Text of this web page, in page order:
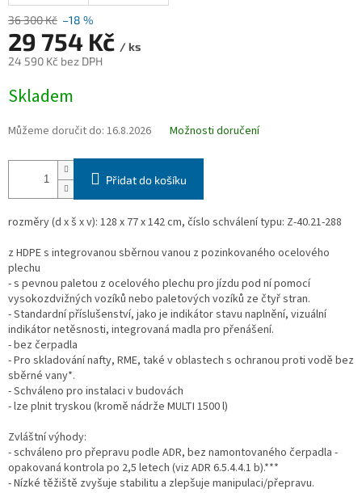
36 300 Kč –18 %
29 754 Kč / ks
24 590 Kč bez DPH
cena:
Skladem
Můžeme doručit do: 16.8.2026 Možnosti doručení
Přidat do košíku
rozměry (d x š x v): 128 x 77 x 142 cm, číslo schválení typu: Z-40.21-288
z HDPE s integrovanou sběrnou vanou z pozinkovaného ocelového
plechu
- s pevnou paletou z ocelového plechu pro jízdu pod ní pomocí
vysokozdvižných vozíků nebo paletových vozíků ze čtyř stran.
- Standardní příslušenství, jako je indikátor stavu naplnění, vizuální
indikátor netěsnosti, integrovaná madla pro přenášení.
- bez čerpadla
- Pro skladování nafty, RME, také v oblastech s ochranou proti vodě bez
sběrné vany*.
- Schváleno pro instalaci v budovách
- lze plnit tryskou (kromě nádrže MULTI 1500 l)
Zvláštní výhody:
- schváleno pro přepravu podle ADR, bez namontovaného čerpadla -
opakovaná kontrola po 2,5 letech (viz ADR 6.5.4.4.1 b).***
- Nízké těžiště zvyšuje stabilitu a zlepšuje manipulaci/přepravu.